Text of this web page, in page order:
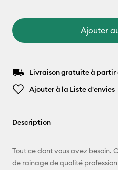
Ajouter
Livraison gratuite à
Ajouter à la Liste d'envies
Description
Tout ce dont vous avez besoin.
de rainage de qualité